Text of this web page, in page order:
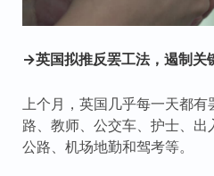
→英国拟推反罢工法，遏制关
上个月，英国几乎每一天都
路、教师、公交车、护士、
公路、机场地勤和驾考等。